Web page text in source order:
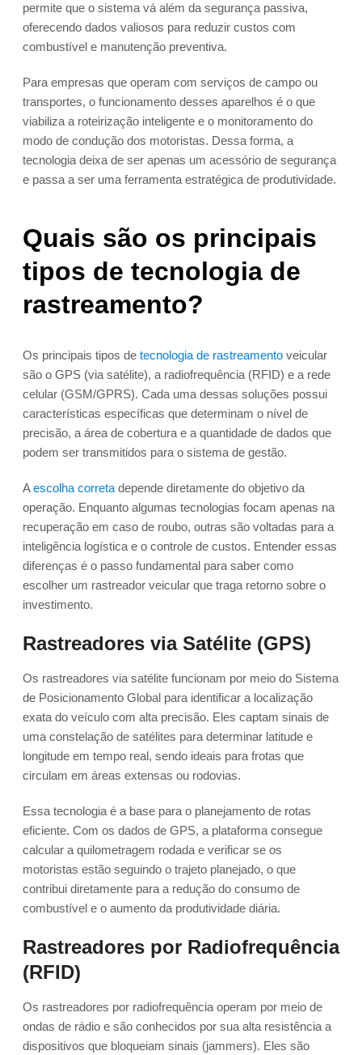
permite que o sistema vá além da segurança passiva,
oferecendo dados valiosos para reduzir custos com
combustível e manutenção preventiva.
Para empresas que operam com serviços de campo ou
transportes, o funcionamento desses aparelhos é o que
viabiliza a roteirização inteligente e o monitoramento do
modo de condução dos motoristas. Dessa forma, a
tecnologia deixa de ser apenas um acessório de segurança
e passa a ser uma ferramenta estratégica de produtividade.
Quais são os principais
tipos de tecnologia de
rastreamento?
Os principais tipos de tecnologia de rastreamento veicular
são o GPS (via satélite), a radiofrequência (RFID) e a rede
celular (GSM/GPRS). Cada uma dessas soluções possui
características específicas que determinam o nível de
precisão, a área de cobertura e a quantidade de dados que
podem ser transmitidos para o sistema de gestão.
Aescolha correta depende diretamente do objetivo da
operação. Enquanto algumas tecnologias focam apenas na
recuperação em caso de roubo, outras são voltadas para a
inteligência logística e o controle de custos. Entender essas
diferenças é o passo fundamental para saber como
escolher um rastreador veicular que traga retorno sobre o
investimento.
Rastreadores via Satélite (GPS)
Os rastreadores via satélite funcionam por meio do Sistema
de Posicionamento Global para identificar a localização
exata do veículo com alta precisão. Eles captam sinais de
uma constelação de satélites para determinar latitude e
longitude em tempo real, sendo ideais para frotas que
circulam em áreas extensas ou rodovias.
Essa tecnologia é a base para o planejamento de rotas
eficiente. Com os dados de GPS, a plataforma consegue
calcular a quilometragem rodada e verificar se os
motoristas estão seguindo o trajeto planejado, o que
contribui diretamente para a redução do consumo de
combustível e o aumento da produtividade diária.
Rastreadores por Radiofrequência
(RFID)
Os rastreadores por radiofrequência operam por meio de
ondas de rádio e são conhecidos por sua alta resistência a
dispositivos que bloqueiam sinais (jammers). Eles são